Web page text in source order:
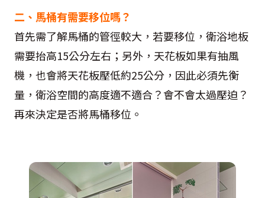
二、馬桶有需要移位嗎？
首先需了解馬桶的管徑較大，若要移位，衛浴地板
需要抬高15公分左右；另外，天花板如果有抽風
機，也會將天花板壓低約25公分，因此必須先衡
量，衛浴空間的高度適不適合？會不會太過壓迫？
再來決定是否將馬桶移位。